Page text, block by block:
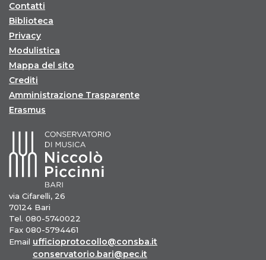
Contatti
Biblioteca
Privacy
Modulistica
Mappa del sito
Crediti
Amministrazione Trasparente
Erasmus
via Cifarelli, 26
70124 Bari
Tel. 080-5740022
Fax 080-5794461
Email ufficioprotocollo@consba.it
conservatorio.bari@pec.it